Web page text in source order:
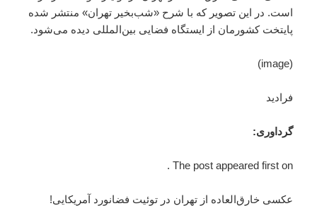
است. در این تصویر که با شرح «شب‌بخیر تهران» منتشر شده
پایتخت کشورمان از ایستگاه فضایی بین‌المللی دیده می‌شود.
(image)
فرادید
گرداوری:
The post appeared first on .
عکسی خارق‌العاده از تهران در توئیت فضانورد آمریکایی!